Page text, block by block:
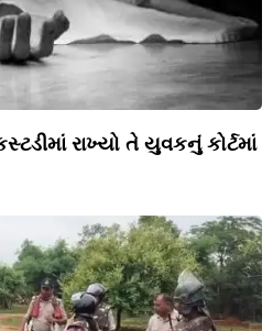
રાખ્યો તે યુવકનું કોર્ટમાં